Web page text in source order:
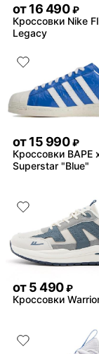
от16 490 ₽
Кроссовки Nike
Legacy
от15 990 ₽
Кроссовки BAPE
Superstar "Blue"
от5 490 ₽
Кроссовки